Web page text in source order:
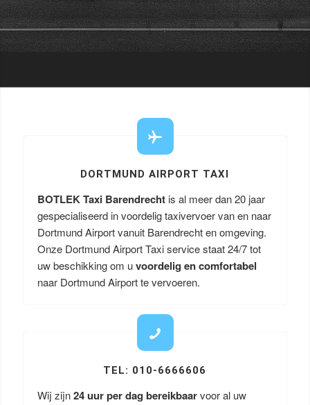
DORTMUND AIRPORT TAXI
BOTLEK Taxi Barendrecht is al meer dan 20 jaar
gespecialiseerd in voordelig taxivervoer van en naar
Dortmund Airport vanuit Barendrecht en omgeving.
Onze Dortmund Airport Taxi service staat 24/7 tot
uw beschikking om uvoordelig en comfortabel
naar Dortmund Airport te vervoeren.
TEL: 010-6666606
Wij zijn24 uur per dag bereikbaarvoor al uw